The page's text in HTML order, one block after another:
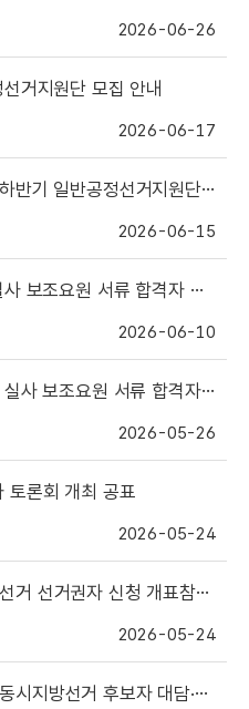
2026-06-26
거지원단 모집 안내
2026-06-17
일반공정선거지원단 모집 안내
2026-06-15
조요원 서류 합격자 알림
2026-06-10
보조요원 서류 합격자 알림
2026-05-26
토론회 개최 공표
2026-05-24
신청 개표참관인 최종 선정자 명단 게시
2026-05-24
방선거 후보자 대담·토론회 방송일정